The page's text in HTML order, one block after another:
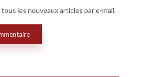
les nouveaux articles par e-mail.